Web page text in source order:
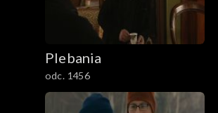
Plebania
odc. 1456